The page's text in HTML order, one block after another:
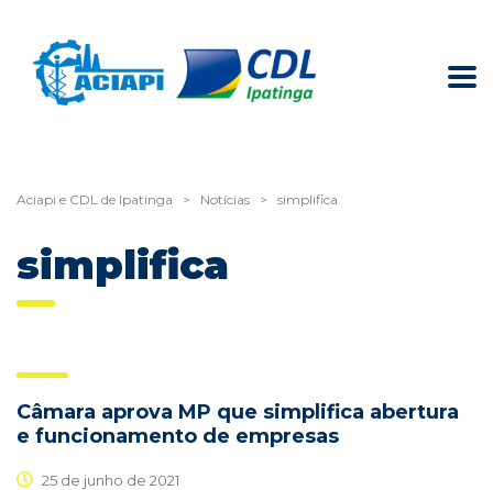
Aciapi e CDL de Ipatinga > Notícias > simplifica
simplifica
Câmara aprova MP que simplifica abertura
e funcionamento de empresas
25 de junho de 2021